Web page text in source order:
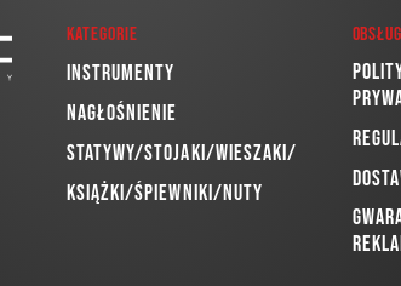
Kategorie
Instrumenty
Nagłośnienie
Statywy/Stojaki/Wieszaki/
Książki/Śpiewniki/Nuty